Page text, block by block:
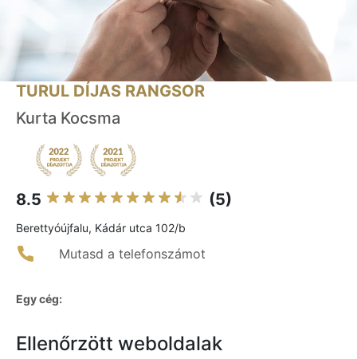
TURUL DÍJAS RANGSOR
Kurta Kocsma
8.5 (5)
Berettyóújfalu, Kádár utca 102/b
Mutasd a telefonszámot
Egy cég:
Ellenőrzött weboldalak